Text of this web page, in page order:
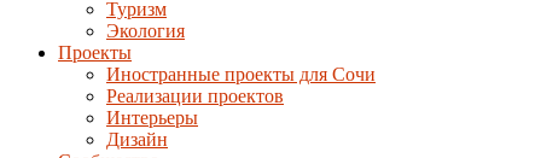
Туризм
Экология
Проекты
Иностранные проекты для Сочи
Реализации проектов
Интерьеры
Дизайн